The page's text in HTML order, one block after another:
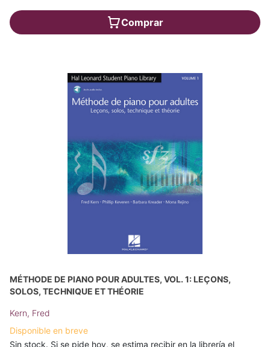
Comprar
MÉTHODE DE PIANO POUR ADULTES, VOL. 1: LEÇONS,
SOLOS, TECHNIQUE ET THÉORIE
Kern, Fred
Disponible en breve
Sin stock. Si se pide hoy, se estima recibir en la librería el